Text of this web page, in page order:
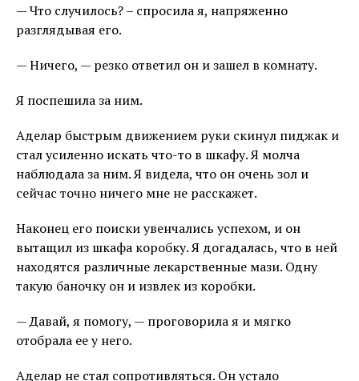
— Что случилось? – спросила я, напряженно
разглядывая его.
— Ничего, — резко ответил он и зашел в комнату.
Я поспешила за ним.
Аделар быстрым движением руки скинул пиджак и
стал усиленно искать что-то в шкафу. Я молча
наблюдала за ним. Я видела, что он очень зол и
сейчас точно ничего мне не расскажет.
Наконец его поиски увенчались успехом, и он
вытащил из шкафа коробку. Я догадалась, что в ней
находятся различные лекарственные мази. Одну
такую баночку он и извлек из коробки.
— Давай, я помогу, — проговорила я и мягко
отобрала ее у него.
Аделар не стал сопротивляться. Он устало